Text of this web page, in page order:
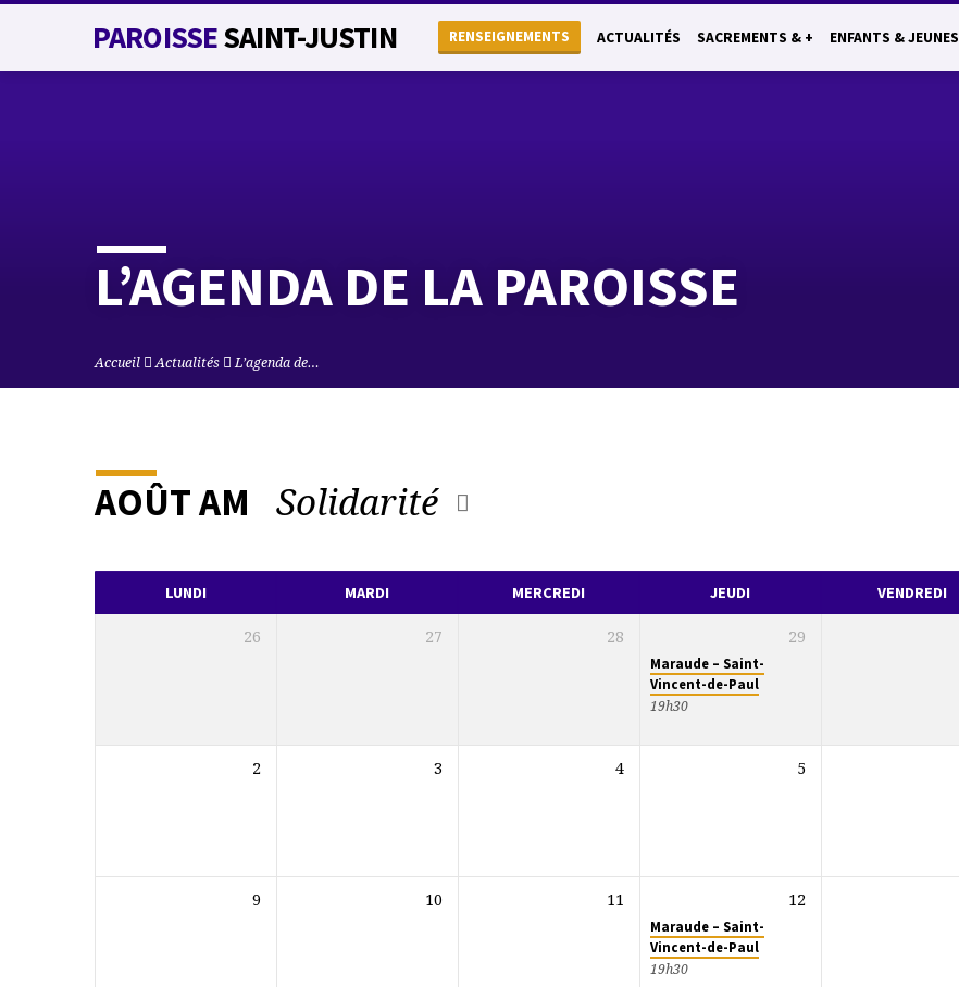
PAROISSESAINT-JUSTIN RENSEIGNEMENTS ACTUALITÉS SACREMENTS & + ENFANTS & JEUNES
L’AGENDA DE LA PAROISSE
Accueil Actualités L’agenda de…
L’AGENDA
DE
AOÛT AM Solidarité
LUNDI MARDI MERCREDI JEUDI VENDREDI
26 27 28 29
Maraude – Saint-
Vincent-de-Paul
19h30
2 3 4 5
9 10 11 12
Maraude – Saint-
Vincent-de-Paul
19h30